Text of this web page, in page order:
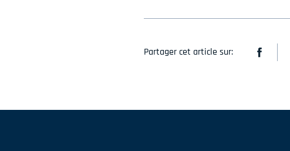
Partager cet article sur: